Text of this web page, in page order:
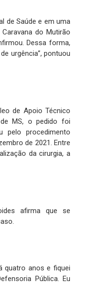
de Saúde e em uma
do Mutirão
Dessa forma,
urgência”, pontuou
de Apoio Técnico
MS, o pedido foi
pelo procedimento
de 2021. Entre
da cirurgia, a
afirma que se
quatro anos e fiquei
Pública. Eu